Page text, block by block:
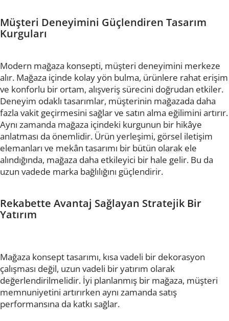
Müşteri Deneyimini Güçlendiren Tasarım
Kurguları
Modern mağaza konsepti, müşteri deneyimini merkeze
alır. Mağaza içinde kolay yön bulma, ürünlere rahat erişim
ve konforlu bir ortam, alışveriş sürecini doğrudan etkiler.
Deneyim odaklı tasarımlar, müşterinin mağazada daha
fazla vakit geçirmesini sağlar ve satın alma eğilimini artırır.
Aynı zamanda mağaza içindeki kurgunun bir hikâye
anlatması da önemlidir. Ürün yerleşimi, görsel iletişim
elemanları ve mekân tasarımı bir bütün olarak ele
alındığında, mağaza daha etkileyici bir hale gelir. Bu da
uzun vadede marka bağlılığını güçlendirir.
Rekabette Avantaj Sağlayan Stratejik Bir
Yatırım
Mağaza konsept tasarımı, kısa vadeli bir dekorasyon
çalışması değil, uzun vadeli bir yatırım olarak
değerlendirilmelidir. İyi planlanmış bir mağaza, müşteri
memnuniyetini artırırken aynı zamanda satış
performansına da katkı sağlar.